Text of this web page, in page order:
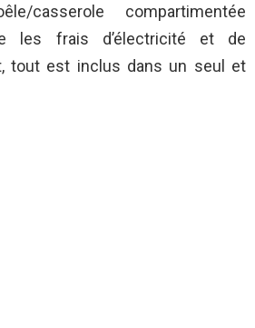
casserole compartimentée
les frais d’électricité et de
tout est inclus dans un seul et